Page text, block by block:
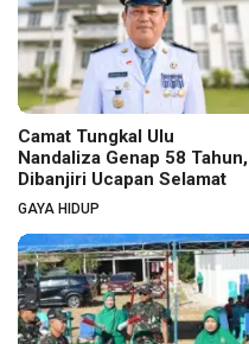
Camat Tungkal Ulu
Nandaliza Genap 58 Tahun,
Dibanjiri Ucapan Selamat
GAYA HIDUP